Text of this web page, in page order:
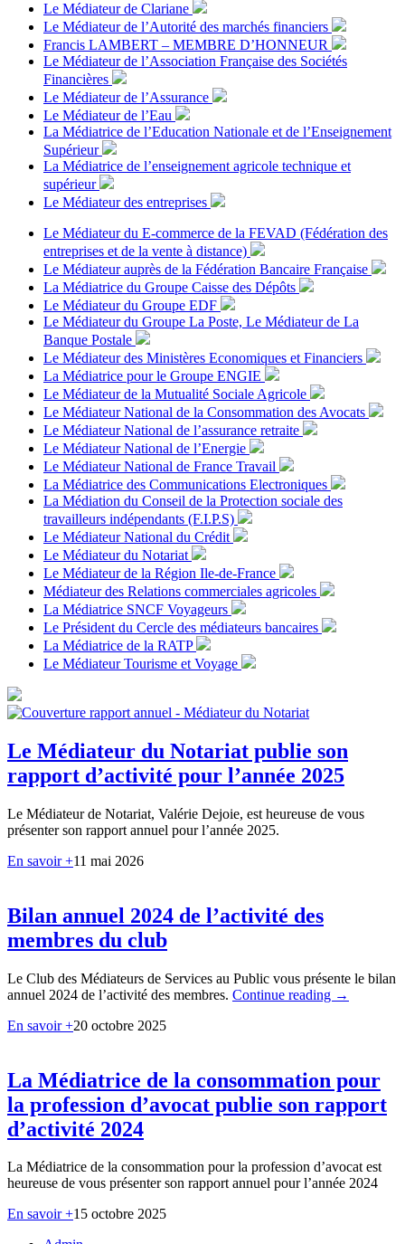
Le Médiateur de Clariane
Le Médiateur de l’Autorité des marchés financiers
Francis LAMBERT – MEMBRE D’HONNEUR
Le Médiateur de l’Association Française des Sociétés
Financières
Le Médiateur de l’Assurance
Le Médiateur de l’Eau
La Médiatrice de l’Education Nationale et de l’Enseignement
Supérieur
La Médiatrice de l’enseignement agricole technique et
supérieur
Le Médiateur des entreprises
Le Médiateur du E-commerce de la FEVAD (Fédération des
entreprises et de la vente à distance)
Le Médiateur auprès de la Fédération Bancaire Française
La Médiatrice du Groupe Caisse des Dépôts
Le Médiateur du Groupe EDF
Le Médiateur du Groupe La Poste, Le Médiateur de La
Banque Postale
Le Médiateur des Ministères Economiques et Financiers
La Médiatrice pour le Groupe ENGIE
Le Médiateur de la Mutualité Sociale Agricole
Le Médiateur National de la Consommation des Avocats
Le Médiateur National de l’assurance retraite
Le Médiateur National de l’Energie
Le Médiateur National de France Travail
La Médiatrice des Communications Electroniques
La Médiation du Conseil de la Protection sociale des
travailleurs indépendants (F.I.P.S)
Le Médiateur National du Crédit
Le Médiateur du Notariat
Le Médiateur de la Région Ile-de-France
Médiateur des Relations commerciales agricoles
La Médiatrice SNCF Voyageurs
Le Président du Cercle des médiateurs bancaires
La Médiatrice de la RATP
Le Médiateur Tourisme et Voyage
Le Médiateur du Notariat publie son
rapport d’activité pour l’année 2025
Le Médiateur de Notariat, Valérie Dejoie, est heureuse de vous
présenter son rapport annuel pour l’année 2025.
En savoir +11 mai 2026
Bilan annuel 2024 de l’activité des
membres du club
Le Club des Médiateurs de Services au Public vous présente le bilan
annuel 2024 de l’activité des membres. Continue reading →
En savoir +20 octobre 2025
La Médiatrice de la consommation pour
la profession d’avocat publie son rapport
d’activité 2024
La Médiatrice de la consommation pour la profession d’avocat est
heureuse de vous présenter son rapport annuel pour l’année 2024
En savoir +15 octobre 2025